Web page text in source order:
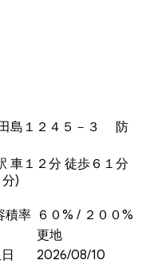
島１２４５－３ 防
車１２分 徒歩６１分
)
積率 ６０% / ２００%
更地
2026/08/10